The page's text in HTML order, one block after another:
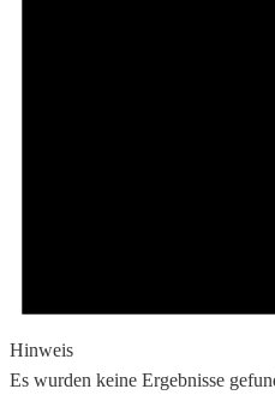
Hinweis
Es wurden keine Ergebnisse